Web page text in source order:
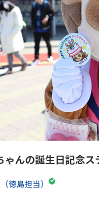
ゃんの誕生日記念ス
徳島担当）